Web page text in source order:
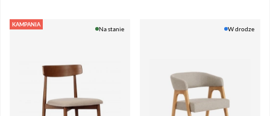
KAMPANIA
Na stanie W drodze